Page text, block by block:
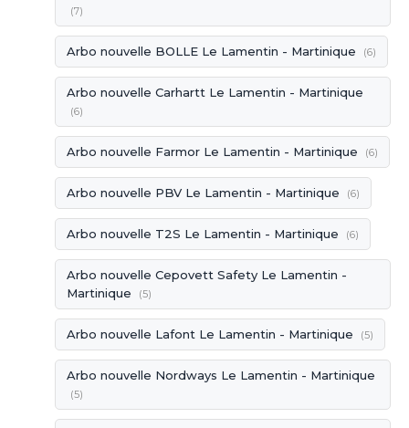
(7)
Arbo nouvelle BOLLE Le Lamentin - Martinique (6)
Arbo nouvelle Carhartt Le Lamentin - Martinique
(6)
Arbo nouvelle Farmor Le Lamentin - Martinique (6)
Arbo nouvelle PBV Le Lamentin - Martinique (6)
Arbo nouvelle T2S Le Lamentin - Martinique (6)
Arbo nouvelle Cepovett Safety Le Lamentin -
Martinique
(5)
Arbo nouvelle Lafont Le Lamentin - Martinique (5)
Arbo nouvelle Nordways Le Lamentin - Martinique
(5)